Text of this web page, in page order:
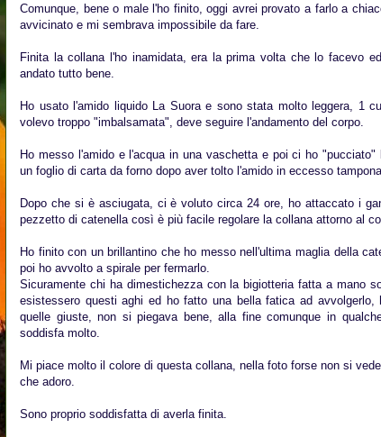
Comunque, bene o male l'ho finito, oggi avrei provato a farlo a
avvicinato e mi sembrava impossibile da fare.
Finita la collana l'ho inamidata, era la prima volta che lo facevo
andato tutto bene.
Ho usato l'amido liquido La Suora e sono stata molto leggera, 1
volevo troppo "imbalsamata", deve seguire l'andamento del corpo.
Ho messo l'amido e l'acqua in una vaschetta e poi ci ho
un foglio di carta da forno dopo aver tolto l'amido in eccesso
Dopo che si è asciugata, ci è voluto circa 24 ore, ho attaccato i
pezzetto di catenella così è più facile regolare la collana attorno al
Ho finito con un brillantino che ho messo nell'ultima maglia della
poi ho avvolto a spirale per fermarlo.
Sicuramente chi ha dimestichezza con la bigiotteria fatta a mano
esistessero questi aghi ed ho fatto una bella fatica ad
quelle giuste, non si piegava bene, alla fine comunque in
soddisfa molto.
Mi piace molto il colore di questa collana, nella foto forse non si
che adoro.
Sono proprio soddisfatta di averla finita.